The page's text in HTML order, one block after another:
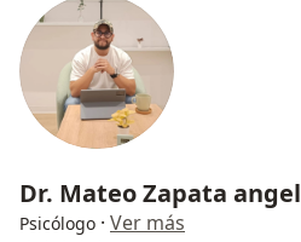
Dr. Mateo Zapata angel
Psicólogo · Ver más